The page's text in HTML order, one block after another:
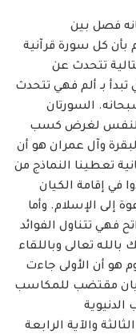
فصل بين
بأن ‏كل سورة قرآنية
تتحدث عن
بـ ألم فهي تتحدث
السورتان
النفس لغرض كسب
وآل عمران هو أن
تعطينا النماذج من
في إقامة الكيان
إلى ‏الإسلام. وأما
فهي تتناول الفوائد
بالله تعالى وباللقاء
هو أن الأولى جاءت
بيان مقتضب للمكاسب
والآية الرابعة